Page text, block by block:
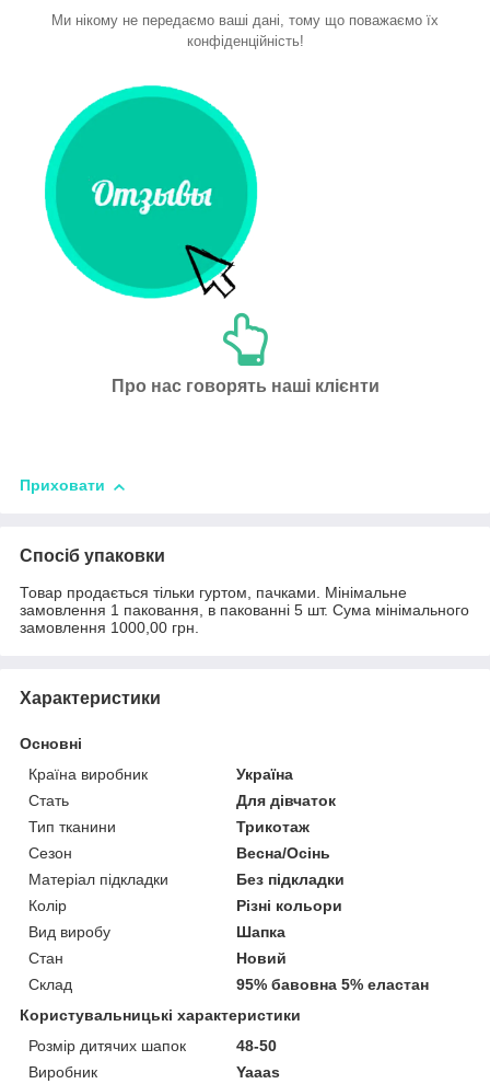
Ми нікому не передаємо ваші дані, тому що поважаємо їх
конфіденційність!
Про нас говорять наші клієнти
Приховати
Спосіб упаковки
Товар продається тільки гуртом, пачками. Мінімальне
замовлення 1 паковання, в пакованні 5 шт. Сума мінімального
замовлення 1000,00 грн.
Характеристики
Основні
Країна виробник
Україна
Стать
Для дівчаток
Тип тканини
Трикотаж
Сезон
Весна/Осінь
Матеріал підкладки
Без підкладки
Колір
Різні кольори
Вид виробу
Шапка
Стан
Новий
Склад
95% бавовна 5% еластан
Користувальницькі характеристики
Розмір дитячих шапок
48-50
Виробник
Yaaas